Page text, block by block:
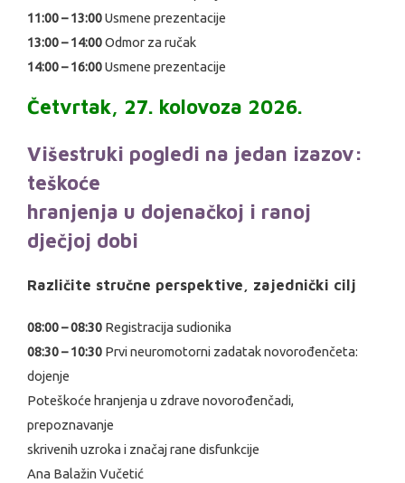
11:00 – 13:00Usmene prezentacije
13:00 – 14:00Odmor za ručak
14:00 – 16:00Usmene prezentacije
Četvrtak, 27. kolovoza 2026.
Višestruki pogledi na jedan izazov:
teškoće
hranjenja u dojenačkoj i ranoj
dječjoj dobi
Različite stručne perspektive, zajednički cilj
08:00 – 08:30 Registracija sudionika
08:30 – 10:30 Prvi neuromotorni zadatak novorođenčeta:
dojenje
Poteškoće hranjenja u zdrave novorođenčadi,
prepoznavanje
skrivenih uzroka i značaj rane disfunkcije
Ana Balažin Vučetić